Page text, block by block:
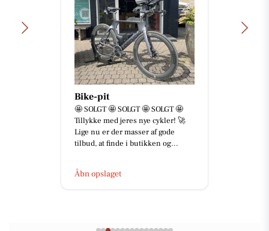
Skousen Herning
💪 Ingen opgave er for stor – og
ingen er for svær! 🚛🔧 Hos
Skousen Herning elsker vi en
udfordring. Uanset om det er
Åbn opslaget